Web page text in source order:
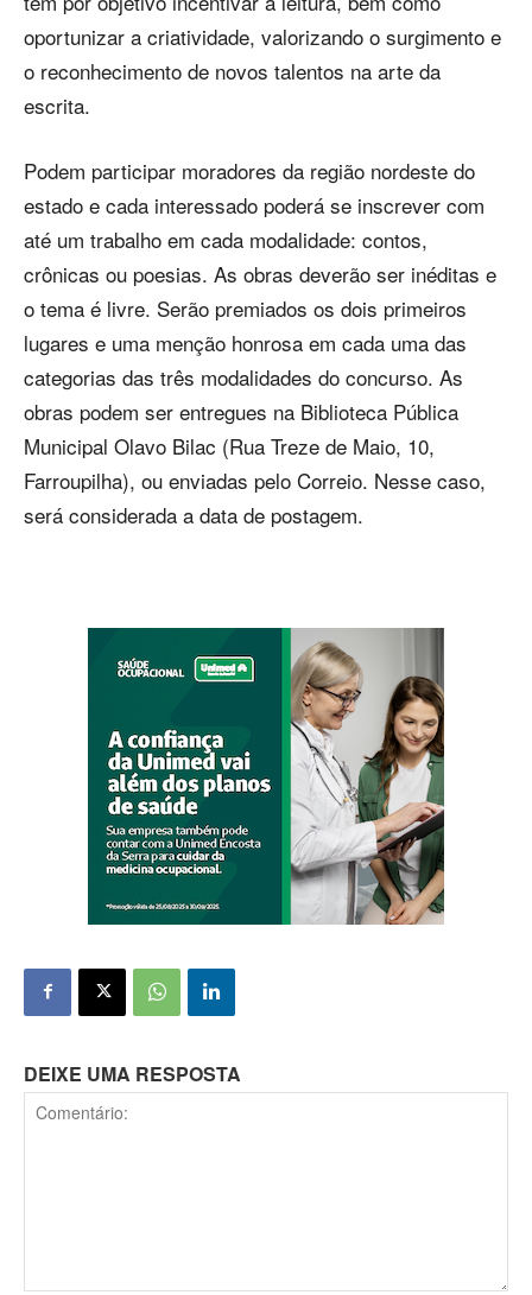
oportunizar a criatividade, valorizando o surgimento e
o reconhecimento de novos talentos na arte da
escrita.
Podem participar moradores da região nordeste do
estado e cada interessado poderá se inscrever com
até um trabalho em cada modalidade: contos,
crônicas ou poesias. As obras deverão ser inéditas e
o tema é livre. Serão premiados os dois primeiros
lugares e uma menção honrosa em cada uma das
categorias das três modalidades do concurso. As
obras podem ser entregues na Biblioteca Pública
Municipal Olavo Bilac (Rua Treze de Maio, 10,
Farroupilha), ou enviadas pelo Correio. Nesse caso,
será considerada a data de postagem.
DEIXE UMA RESPOSTA